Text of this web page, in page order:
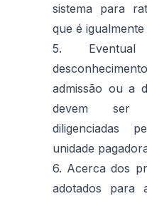
sistema para
que é
5.
admissão ou a
devem ser
diligenciadas
unidade
6. Acerca dos
adotados para